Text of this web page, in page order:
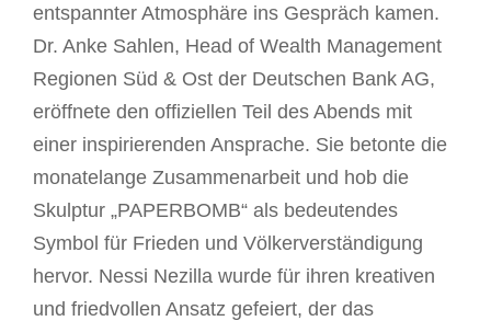
entspannter Atmosphäre ins Gespräch kamen.
Dr. Anke Sahlen, Head of Wealth Management
Regionen Süd & Ost der Deutschen Bank AG,
eröffnete den offiziellen Teil des Abends mit
einer inspirierenden Ansprache. Sie betonte die
monatelange Zusammenarbeit und hob die
Skulptur „PAPERBOMB“ als bedeutendes
Symbol für Frieden und Völkerverständigung
hervor. Nessi Nezilla wurde für ihren kreativen
und friedvollen Ansatz gefeiert, der das